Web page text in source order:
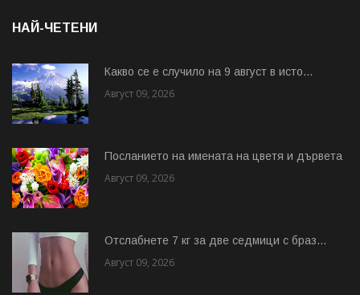
НАЙ-ЧЕТЕНИ
Какво се е случило на 9 август в исто...
Август 09, 2026
Посланието на имената на цветя и дървета
Август 09, 2026
Отслабнете 7 кг за две седмици с браз...
Август 09, 2026